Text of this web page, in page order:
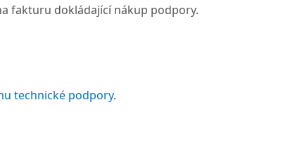
fakturu dokládající nákup podpory.
technické podpory.